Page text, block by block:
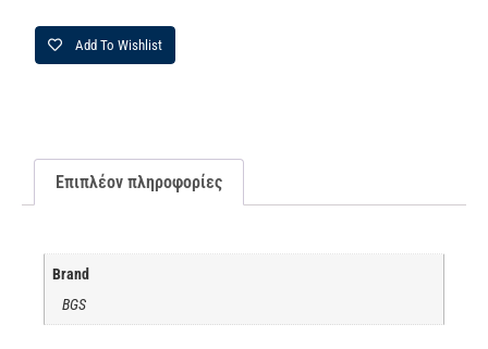
Add To Wishlist
Επιπλέον πληροφορίες
Brand
BGS